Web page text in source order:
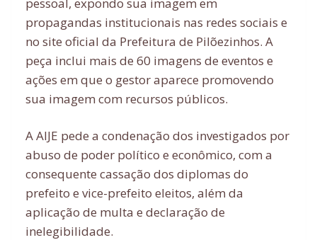
propagandas institucionais nas redes sociais e
no site oficial da Prefeitura de Pilõezinhos. A
peça inclui mais de 60 imagens de eventos e
ações em que o gestor aparece promovendo
sua imagem com recursos públicos.
A AIJE pede a condenação dos investigados por
abuso de poder político e econômico, com a
consequente cassação dos diplomas do
prefeito e vice-prefeito eleitos, além da
aplicação de multa e declaração de
inelegibilidade.